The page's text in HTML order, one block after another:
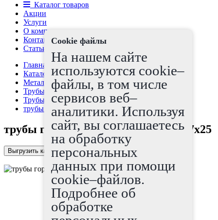
Каталог товаров
Акции
Услуги
О компании
Контакты
Статьи
Главная страница
Каталог
Металлопрокат
Трубы
Трубы г/д
трубы горячедеформированные 127x25
трубы горячедеформированные 127x25
Выгрузить каталог в Excel
Cookie файлы
На нашем сайте
используются cookie–
файлы, в том числе
сервисов веб–
аналитики. Используя
сайт, вы соглашаетесь
на обработку
персональных
данных при помощи
cookie–файлов.
Подробнее об
обработке